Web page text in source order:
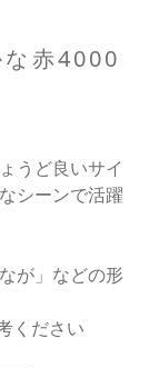
赤4000
うど良いサイ
シーンで活躍
が」などの形
ください